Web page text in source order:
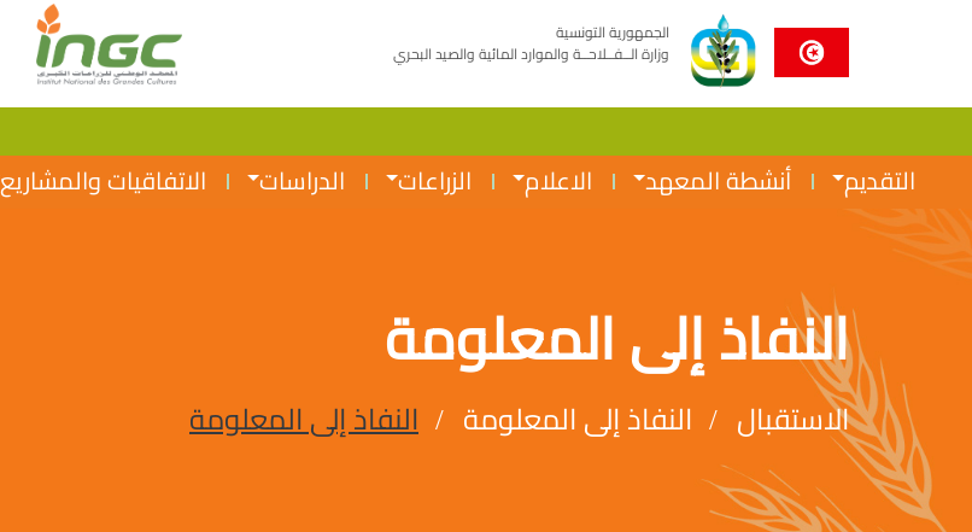
الجمهورية التونسية
وزارة الــفــلاحــة والموارد المائية والصيد البحري
التقديم أنشطة المعهد الاعلام الزراعات الدراسات الاتفاقيات والمشاريع
النفاذ إلى المعلومة
الاستقبال النفاذ إلى المعلومة النفاذ إلى المعلومة